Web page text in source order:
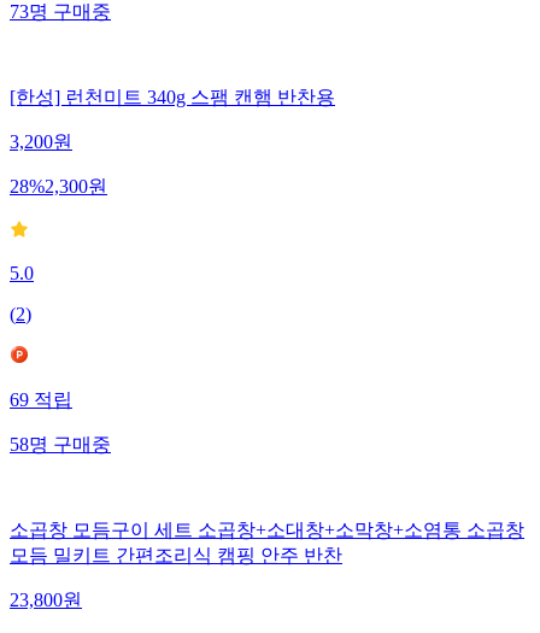
73명 구매중
[한성] 런천미트 340g 스팸 캔햄 반찬용
3,200원
28%2,300원
5.0
(2)
69적립
58명구매중
소곱창 모듬구이 세트 소곱창+소대창+소막창+소염통 소곱창
모듬 밀키트 간편조리식 캠핑 안주 반찬
23,800원